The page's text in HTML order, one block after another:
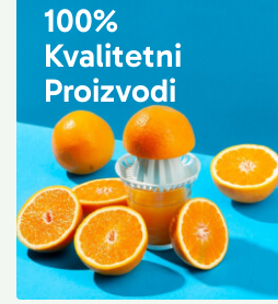
100%
Kvalitetni
Proizvodi